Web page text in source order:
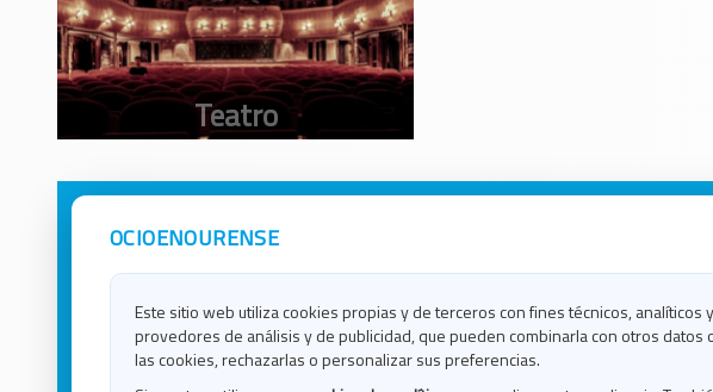
OCIOENOURENSE
Este sitio web utiliza cookies propias y de terceros con fines técnicos,
provedores de análisis y de publicidad, que pueden combinarla con otros
las cookies, rechazarlas o personalizar sus preferencias.
Avisos Legales
Política de Cookies
Ocio en Lugo
Ocio en Ourense